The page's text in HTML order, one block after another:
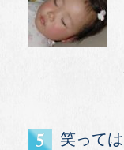
笑って